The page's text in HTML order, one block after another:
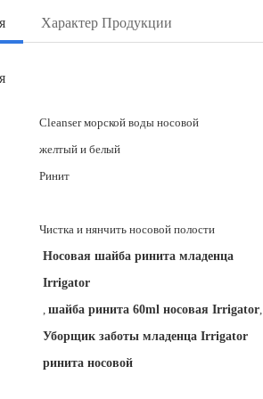
Характер Продукции
Cleanser морской воды носовой
желтый и белый
Ринит
Чистка и нянчить носовой полости
Носовая шайба ринита младенца
Irrigator
, шайба ринита 60ml носовая Irrigator,
Уборщик заботы младенца Irrigator
ринита носовой